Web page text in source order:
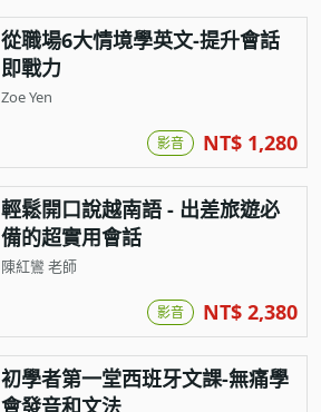
從職場6大情境學英文-提升會話
即戰力
Zoe Yen
影音 NT$ 1,280
輕鬆開口說越南語 - 出差旅遊必
備的超實用會話
陳紅鸞 老師
影音 NT$ 2,380
初學者第一堂西班牙文課-無痛學
會發音和文法